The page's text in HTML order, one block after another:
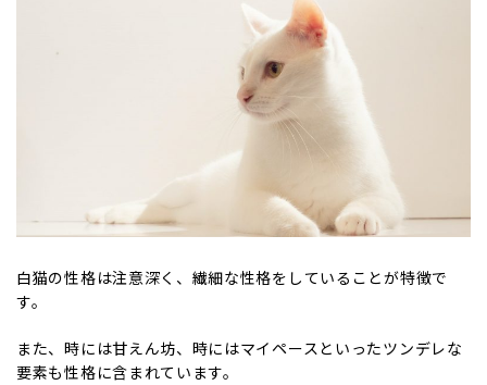
白猫の性格は注意深く、繊細な性格をしていることが特徴で
す。
また、時には甘えん坊、時にはマイペースといったツンデレな
要素も性格に含まれています。